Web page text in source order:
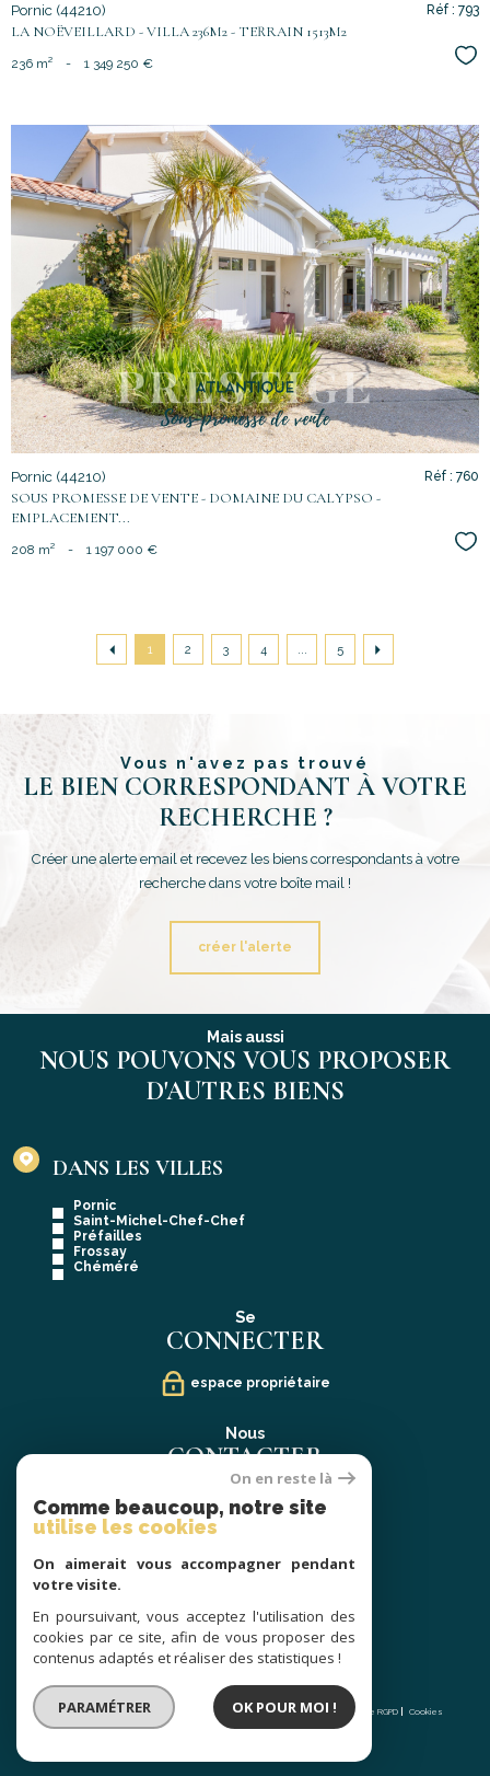
Pornic (44210)
LA NOËVEILLARD - VILLA 236M2 - TERRAIN 1513M2
Réf : 793
236 m² - 1 349 250 €
voir le
bien
Pornic (44210)
SOUS PROMESSE DE VENTE - DOMAINE DU CALYPSO -
EMPLACEMENT...
Réf : 760
208 m² - 1 197 000 €
1 2 3 4 ... 5
Vous n'avez pas trouvé
LE BIEN CORRESPONDANT À VOTRE
RECHERCHE ?
Créer une alerte email et recevez les biens correspondants à votre
recherche dans votre boîte mail !
créer l'alerte
Mais aussi
NOUS POUVONS VOUS PROPOSER
D'AUTRES BIENS
DANS LES VILLES
Pornic
Saint-Michel-Chef-Chef
Préfailles
Frossay
Chéméré
Se
CONNECTER
espace propriétaire
Nous
CONTACTER
02 40 21 91 13
contact@prestige-atlantique.fr
SUIVRE
© 2026 | Tous droits réservés | Traduction powered by Google |
Nos honoraires
Plan du site Mentions légales Admin Partenaires Politique RGPD Cookies
On en reste là
Comme beaucoup, notre site
utilise les cookies
On aimerait vous accompagner pendant
votre visite.
En poursuivant, vous acceptez l'utilisation des
cookies par ce site, afin de vous proposer des
contenus adaptés et réaliser des statistiques !
PARAMÉTRER OK POUR MOI !